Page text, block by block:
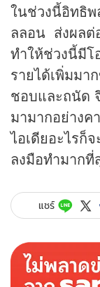
ในช่วงนี้อิทธิ
ลลอน ส่งผลต่
ทำให้ช่วงนี้มีโ
รายได้เพิ่มม
ชอบและถนัด
มามากอย่างค
ไอเดียอะไรก็
ลงมือทำมากที่
แชร์